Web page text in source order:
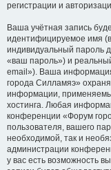
регистрации и
Ваша учётная запись
идентифицируемое имя
индивидуальный пароль
«ваш пароль») и
email»). Ваша
города Силламяэ»
информации,
хостинга. Любая
конференции «Форум
пользователя, вашего
необходимой, так и
администрации
у вас есть возможность